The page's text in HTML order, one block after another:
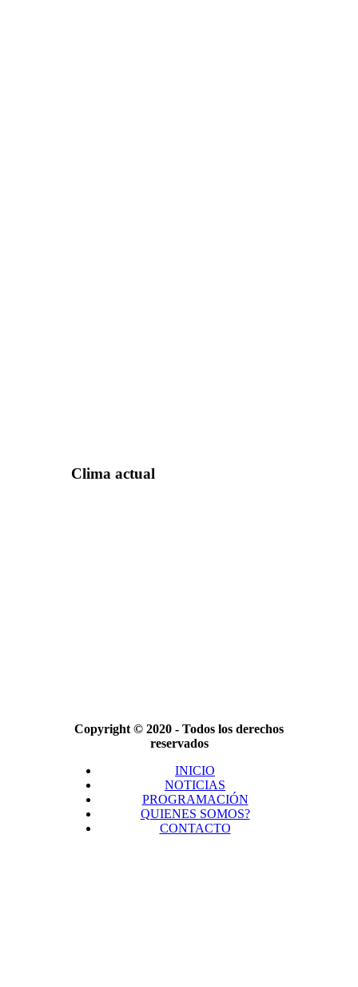
Clima actual
Copyright © 2020 - Todos los derechos
reservados
INICIO
NOTICIAS
PROGRAMACIÓN
QUIENES SOMOS?
CONTACTO